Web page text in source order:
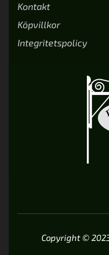
Kontakt
Köpvillkor
Integritetspolicy
Copyright ©